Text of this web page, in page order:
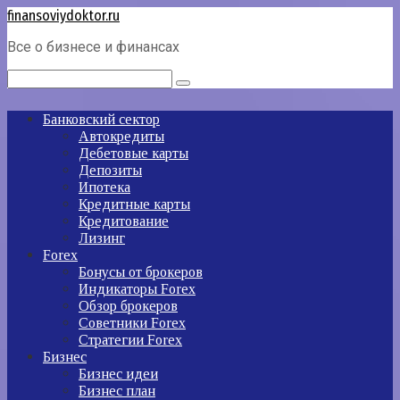
Перейти
контенту
finansoviydoktor.ru
Все о бизнесе и финансах
Банковский сектор
Автокредиты
Дебетовые карты
Депозиты
Ипотека
Кредитные карты
Кредитование
Лизинг
Forex
Бонусы от брокеров
Индикаторы Forex
Обзор брокеров
Советники Forex
Стратегии Forex
Бизнес
Бизнес идеи
Бизнес план